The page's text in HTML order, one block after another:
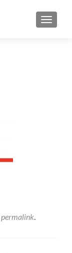
permalink.